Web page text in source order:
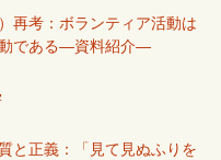
再考：ボランティア活動は
動である―資料紹介―
と正義：「見て見ぬふりを